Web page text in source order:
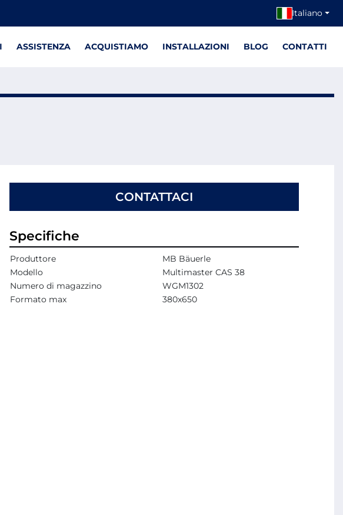
Italiano
ASSISTENZA ACQUISTIAMO INSTALLAZIONI BLOG CONTATTI
CONTATTACI
Specifiche
Produttore
MB Bäuerle
Modello
Multimaster CAS 38
Numero di magazzino
WGM1302
Formato max
380x650